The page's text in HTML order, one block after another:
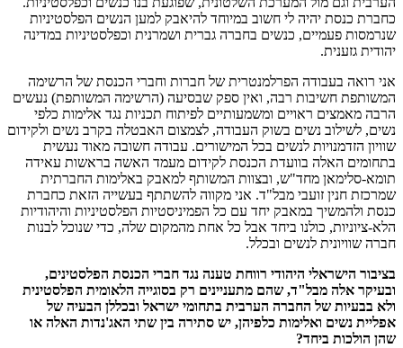
כחברת כנסת יהיה לי חשוב במיוחד להיאבק למען הנשים הפלסטיניות
שנרמסות פעמיים, כנשים בחברה גברית ושמרנית וכפלסטיניות במדינה
יהודית גזענית.
אני רואה בעבודה הפרלמנטרית של חברות וחברי הכנסת של הרשימה
המשותפת חשיבות רבה, ואין ספק שבסיעה (הרשימה המשותפת) נעשים
הרבה מאמצים ראויים ומשמעותיים לפיתוח תכניות נגד אלימות כלפי
נשים, לשילוב נשים בשוק העבודה, לצמצום האבטלה בקרב נשים ולקידום
שוויון הזדמנויות לנשים בכל המישורים. עבודה חשובה מאוד נעשית
בתחומים האלה בוועדת הכנסת לקידום מעמד האשה בראשות עאידה
תומא-סלימאן מחד"ש, ובצוות המשותף למאבק באלימות החברתית
שמרכזת חנין זועבי מבל"ד. אני מקווה להשתתף בעשייה הזאת כחברת
כנסת ולהמשיך במאבק יחד עם כל הפמיניסטיות הפלסטיניות והיהודיות
הלא-ציוניות, כולנו ביחד אבל כל אחת מהמקום שלה, כדי שנוכל לבנות
חברה שוויונית לנשים ובכלל.
בציבור הישראלי היהודי רווחת טענה נגד חברי הכנסת הפלסטינים,
ובעיקר אלה מבל"ד, שהם מתעניינים רק בסוגייה הלאומית הפלסטינית
ולא בבעיות של החברה הערבית בתחומי ישראל ובכללן הבעיה של
אפליית נשים ואלימות כלפיהן, יש סתירה בין שתי האג'נדות האלה או
שהן הולכות ביחד?